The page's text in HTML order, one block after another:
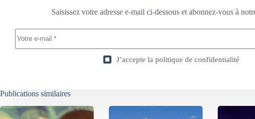
Saisissez votre adresse e-mail ci-dessous et abonnez-vous à
J’accepte la politique de confidentialité
Publications similaires